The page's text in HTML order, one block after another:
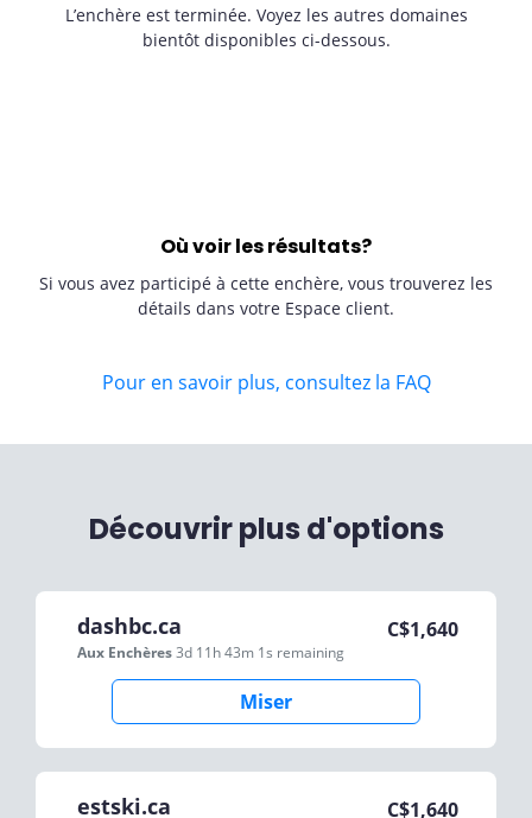
L’enchère est terminée. Voyez les autres domaines
bientôt disponibles ci-dessous.
Où voir les résultats?
Si vous avez participé à cette enchère, vous trouverez les
détails dans votre Espace client.
Pour en savoir plus, consultez la FAQ
Découvrir plus d'options
dashbc.ca
Aux Enchères3d 11h 43m 1s remaining
C$1,640
Miser
estski.ca C$1,640